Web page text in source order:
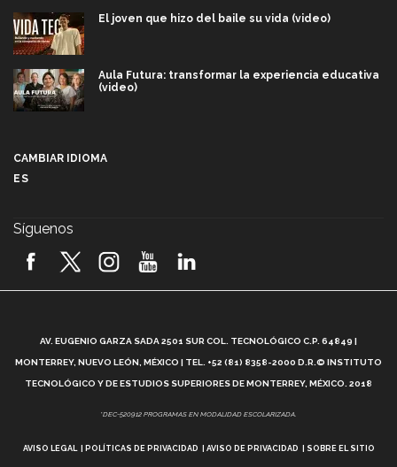
El joven que hizo del baile su vida (video)
Aula Futura: transformar la experiencia educativa
(video)
2026! (video)
¿Cómo es el Modelo Educativo Tec? (video)
Vida Tec: Feminismo e Inteligencia Artificial, Paola
CAMBIAR IDIOMA
ES
Síguenos
AV. EUGENIO GARZA SADA 2501 SUR COL. TECNOLÓGICO C.P. 64849 |
MONTERREY, NUEVO LEÓN, MÉXICO | TEL. +52 (81) 8358-2000 D.R.© INSTITUTO
TECNOLÓGICO Y DE ESTUDIOS SUPERIORES DE MONTERREY, MÉXICO. 2018
*DEC-520912 PROGRAMAS EN MODALIDAD ESCOLARIZADA.
AVISO LEGAL POLÍTICAS DE PRIVACIDAD AVISO DE PRIVACIDAD SOBRE EL SITIO